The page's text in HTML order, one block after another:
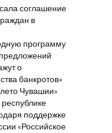
соглашение
в
программу
о
банкротов»
Чувашии»
поддержке
«Российское